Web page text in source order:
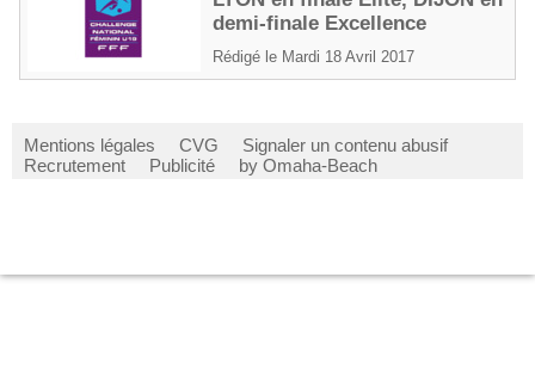
demi-finale Excellence
Rédigé le Mardi 18 Avril 2017
Mentions légales CVG
Signaler un contenu abusif
Recrutement
Publicité by Omaha-Beach